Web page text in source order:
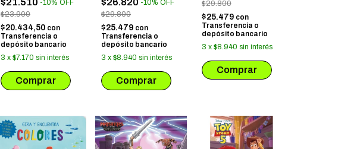
$21.510 -10% OFF
$23.900
$20.434,50 con
Transferencia o
depósito bancario
3 x $7.170 sin interés
$26.820 -10% OFF
$29.800
$25.479 con
Transferencia o
depósito bancario
3 x $8.940 sin interés
$29.800
$25.479 con
Transferencia o
depósito bancario
3 x $8.940 sin interés